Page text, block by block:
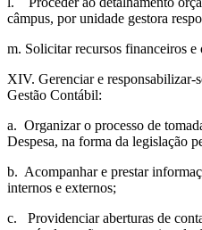
câmpus, por unidade gestora
m. Solicitar recursos financeiros e
XIV. Gerenciar e responsabilizar-
Gestão Contábil:
a. Organizar o processo de
Despesa, na forma da legislação
b. Acompanhar e prestar
internos e externos;
c. Providenciar aberturas de